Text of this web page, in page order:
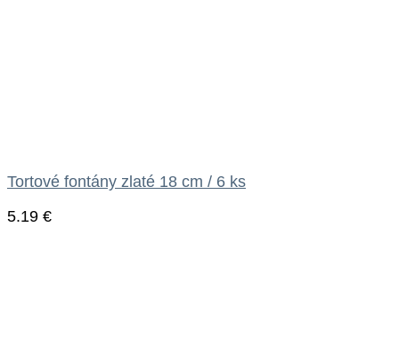
Tortové fontány zlaté 18 cm / 6 ks
5.19 €